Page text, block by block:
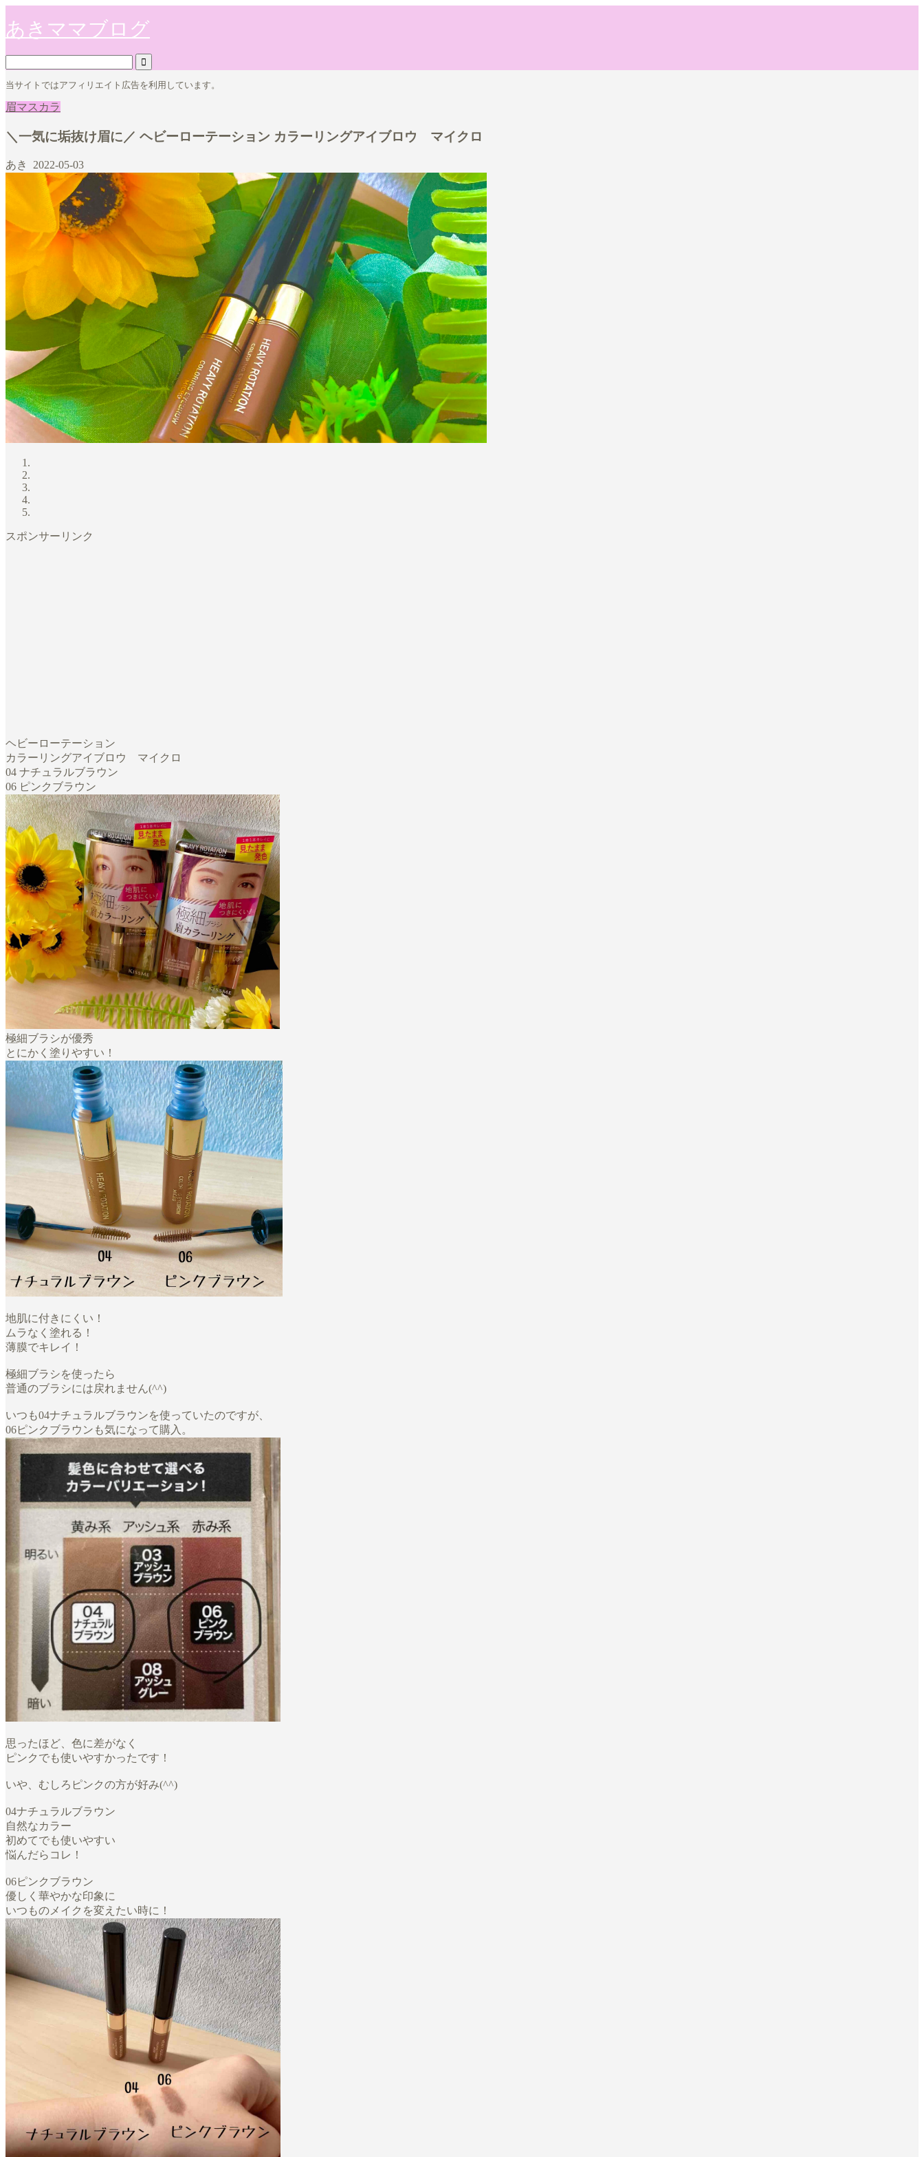
あきママブログ
当サイトではアフィリエイト広告を利用しています。
眉マスカラ
＼一気に垢抜け眉に／ ヘビーローテーション カラーリングアイブロウ マイクロ
あき 2022-05-03
スポンサーリンク
ヘビーローテーション
カラーリングアイブロウ マイクロ
04 ナチュラルブラウン
06 ピンクブラウン
極細ブラシが優秀
とにかく塗りやすい！
地肌に付きにくい！
ムラなく塗れる！
薄膜でキレイ！
極細ブラシを使ったら
普通のブラシには戻れません(^^)
いつも04ナチュラルブラウンを使っていたのですが、
06ピンクブラウンも気になって購入。
思ったほど、色に差がなく
ピンクでも使いやすかったです！
いや、むしろピンクの方が好み(^^)
04ナチュラルブラウン
自然なカラー
初めてでも使いやすい
悩んだらコレ！
06ピンクブラウン
優しく華やかな印象に
いつものメイクを変えたい時に！